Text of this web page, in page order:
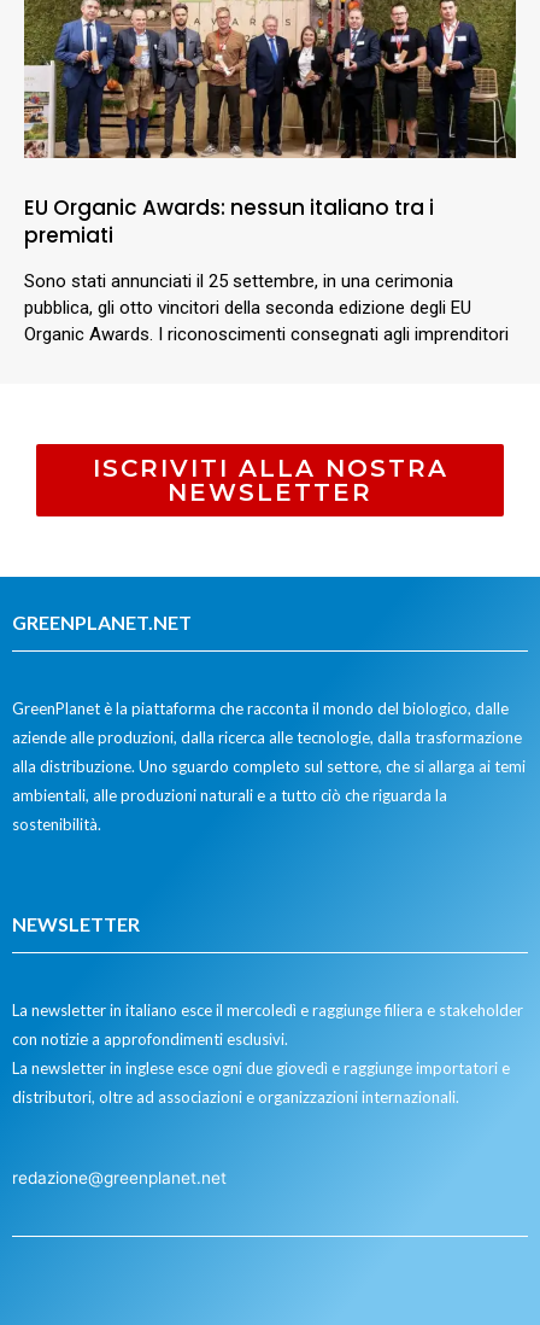
EU Organic Awards: nessun italiano tra i
premiati
Sono stati annunciati il 25 settembre, in una cerimonia
pubblica, gli otto vincitori della seconda edizione degli EU
Organic Awards. I riconoscimenti consegnati agli imprenditori
ISCRIVITI ALLA NOSTRA
NEWSLETTER
GREENPLANET.NET
GreenPlanet è la piattaforma che racconta il mondo del biologico, dalle
aziende alle produzioni, dalla ricerca alle tecnologie, dalla trasformazione
alla distribuzione. Uno sguardo completo sul settore, che si allarga ai temi
ambientali, alle produzioni naturali e a tutto ciò che riguarda la
sostenibilità.
NEWSLETTER
La newsletter in italiano esce il mercoledì e raggiunge filiera e stakeholder
con notizie a approfondimenti esclusivi.
La newsletter in inglese esce ogni due giovedì e raggiunge importatori e
distributori, oltre ad associazioni e organizzazioni internazionali.
redazione@greenplanet.net